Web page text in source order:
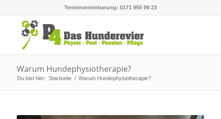
Terminvereinbarung: 0171 955 99 23
Warum Hundephysiotherapie?
Du bist hier: Startseite / Warum Hundephysiotherapie?